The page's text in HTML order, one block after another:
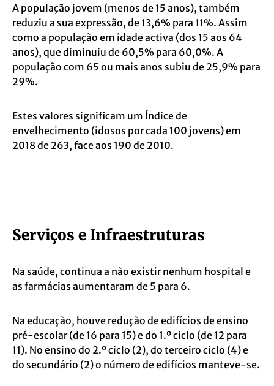
A população jovem (menos de 15 anos), também
reduziu a sua expressão, de 13,6% para 11%. Assim
como a população em idade activa (dos 15 aos 64
anos), que diminuiu de 60,5% para 60,0%. A
população com 65 ou mais anos subiu de 25,9% para
29%.
Estes valores significam um Índice de
envelhecimento (idosos por cada 100 jovens) em
2018 de 263, face aos 190 de 2010.
Serviços e Infraestruturas
Na saúde, continua a não existir nenhum hospital e
as farmácias aumentaram de 5 para 6.
Na educação, houve redução de edifícios de ensino
pré-escolar (de 16 para 15) e do 1.º ciclo (de 12 para
11). No ensino do 2.º ciclo (2), do terceiro ciclo (4) e
do secundário (2) o número de edifícios manteve-se.